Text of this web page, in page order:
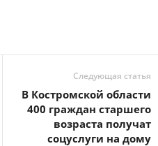
Следующая статья
В Костромской области
400 граждан старшего
возраста получат
соцуслуги на дому